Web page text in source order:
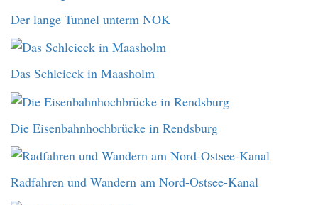
Der lange Tunnel unterm NOK
Das Schleieck in Maasholm
Die Eisenbahnhochbrücke in Rendsburg
Radfahren und Wandern am Nord-Ostsee-Kanal